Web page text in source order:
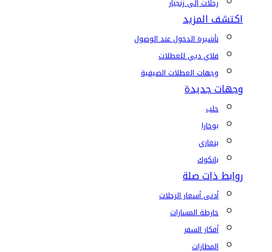
رحلات إلى زنجبار
اكتشف المزيد
تأشيرة الدخول عند الوصول
فلاي دبي للعطلات
وجهات العطلات الصيفية
وجهات جديدة
حلب
بوخارا
بنغازي
بانكوك
روابط ذات صلة
أدنى أسعار الرحلات
خارطة المسارات
أفكار السفر
المطارات